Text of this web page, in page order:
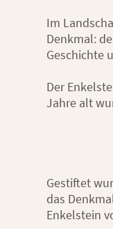
Im
Denkmal:
Geschichte
Der
Jahre alt
Gestiftet
das
Enkelstein